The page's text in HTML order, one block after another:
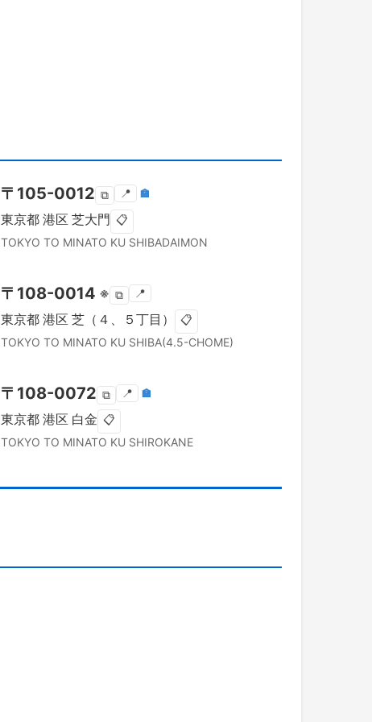
〒 105-0012 ⧉ 📍 🏣
東京都 港区 芝大門 📋
TOKYO TO MINATO KU SHIBADAIMON
〒 108-0014 ※ ⧉ 📍
東京都 港区 芝（４、５丁目） 📋
TOKYO TO MINATO KU SHIBA(4.5-CHOME)
〒 108-0072 ⧉ 📍 🏣
東京都 港区 白金 📋
TOKYO TO MINATO KU SHIROKANE